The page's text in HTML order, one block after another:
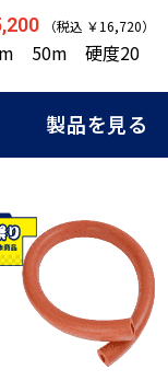
（税込 ￥16,720）
50m 硬度20
製品を見る